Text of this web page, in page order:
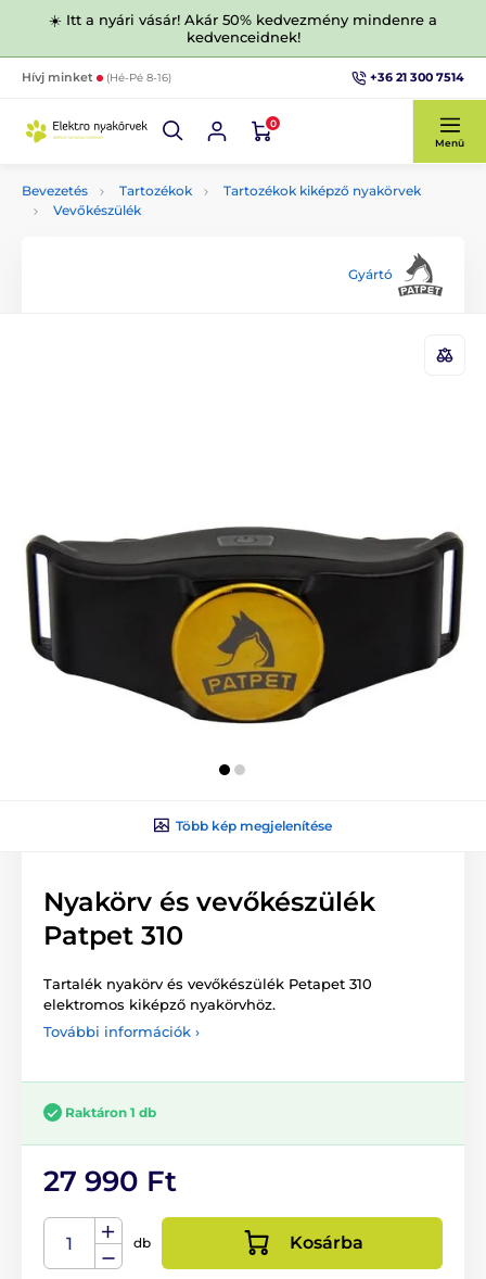
☀️ Itt a nyári vásár! Akár 50% kedvezmény mindenre a
kedvenceidnek!
Hívj minket (Hé-Pé 8-16) +36 21 300 7514
0
Menü
Bevezetés Tartozékok
Tartozékok kiképző nyakörvek
Vevőkészülék
Gyártó
Több kép megjelenítése
Nyakörv és vevőkészülék
Patpet 310
Tartalék nyakörv és vevőkészülék Petapet 310
elektromos kiképző nyakörvhöz.
További információk ›
Raktáron 1 db
27 990 Ft
db Kosárba